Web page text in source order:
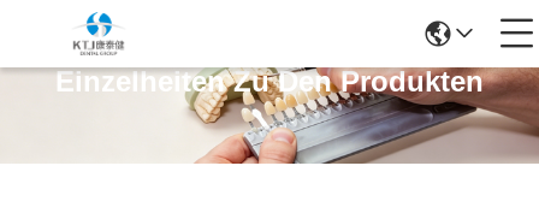
Einzelheiten Zu Den Produkten